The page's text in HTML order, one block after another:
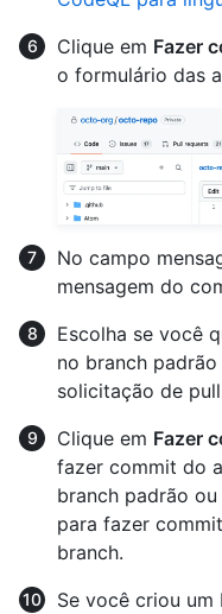
Clique em Fazer
o formulário das
No campo
mensagem do
Escolha se você
no branch
solicitação de
Clique em Fazer
fazer commit do
branch padrão
para fazer
branch.
Se você criou um